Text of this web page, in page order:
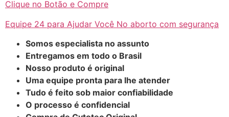
Clique no Botão e Compre
Equipe 24 para Ajudar Você No aborto com segurança
Somos especialista no assunto
Entregamos em todo o Brasil
Nosso produto é original
Uma equipe pronta para lhe atender
Tudo é feito sob maior confiabilidade
O processo é confidencial
... (1998989**** em
http://www.proaborto.com)